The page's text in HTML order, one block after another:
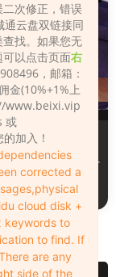
）
次修正，错误
通云盘双链接同
找。如果您无
以点击页面右
，邮箱：
金(10%+1%上
www.beixi.vip
或
加入！
corrected a
cloud disk +
keywords to
to find. If
are any
side of the